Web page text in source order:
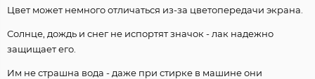
Цвет может немного отличаться из-за цветопередачи экрана.
Солнце, дождь и снег не испортят значок - лак надежно
защищает его.
Им не страшна вода - даже при стирке в машине они